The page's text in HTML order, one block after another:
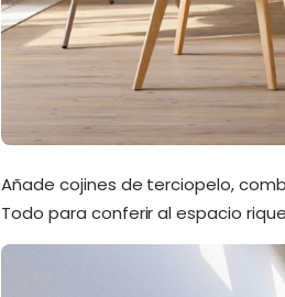
Añade cojines de terciopelo,
Todo para conferir al espacio